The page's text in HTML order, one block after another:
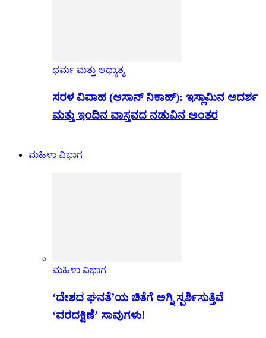
ಧರ್ಮ ಮತ್ತು ಆಧ್ಯಾತ್ಮ
ಸರಳ ವಿವಾಹ (ಆಸಾನ್ ನಿಕಾಹ್): ಇಸ್ಲಾಮಿನ ಆದರ್ಶ
ಮತ್ತು ಇಂದಿನ ವಾಸ್ತವದ ನಡುವಿನ ಅಂತರ
ಮಹಿಳಾ ವಿಭಾಗ
ಮಹಿಳಾ ವಿಭಾಗ
‘ದೇಶದ ಘನತೆ’ಯ ಚಿತೆಗೆ ಅಗ್ನಿ ಸ್ಪರ್ಶಿಸುತ್ತಿವೆ
‘ವರದಕ್ಷಿಣೆ’ ಸಾವುಗಳು!